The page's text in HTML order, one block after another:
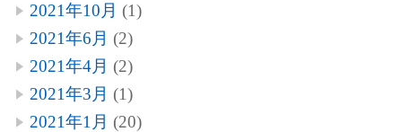
2021年10月 (1)
2021年6月 (2)
2021年4月 (2)
2021年3月 (1)
2021年1月 (20)